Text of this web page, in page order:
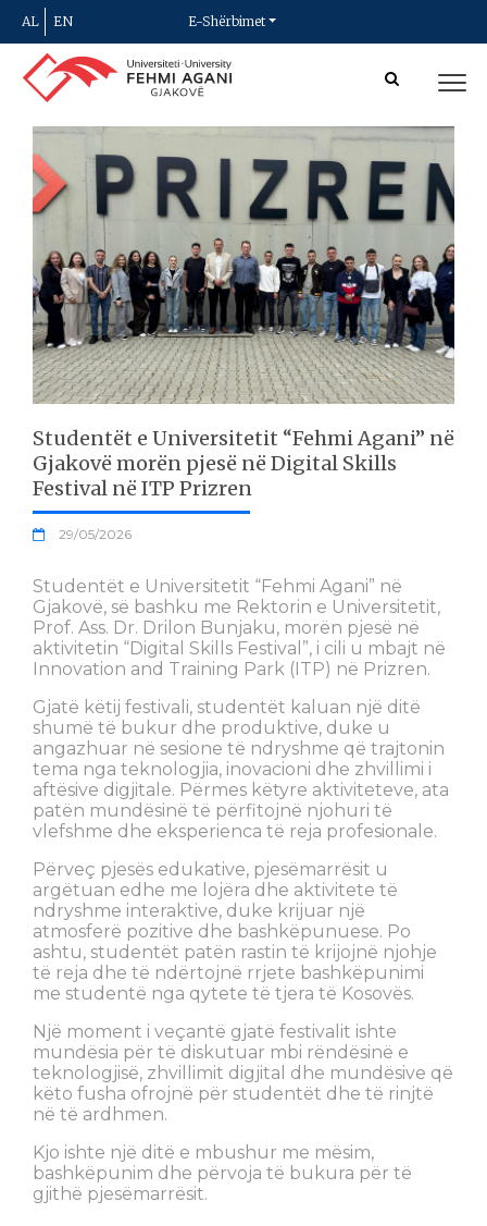
AL EN E-Shërbimet
Studentët e Universitetit “Fehmi Agani” në
Gjakovë morën pjesë në Digital Skills
Festival në ITP Prizren
29/05/2026
Studentët e Universitetit “Fehmi Agani” në
Gjakovë, së bashku me Rektorin e Universitetit,
Prof. Ass. Dr. Drilon Bunjaku, morën pjesë në
aktivitetin “Digital Skills Festival”, i cili u mbajt në
Innovation and Training Park (ITP) në Prizren.
Gjatë këtij festivali, studentët kaluan një ditë
shumë të bukur dhe produktive, duke u
angazhuar në sesione të ndryshme që trajtonin
tema nga teknologjia, inovacioni dhe zhvillimi i
aftësive digjitale. Përmes këtyre aktiviteteve, ata
patën mundësinë të përfitojnë njohuri të
vlefshme dhe eksperienca të reja profesionale.
Përveç pjesës edukative, pjesëmarrësit u
argëtuan edhe me lojëra dhe aktivitete të
ndryshme interaktive, duke krijuar një
atmosferë pozitive dhe bashkëpunuese. Po
ashtu, studentët patën rastin të krijojnë njohje
të reja dhe të ndërtojnë rrjete bashkëpunimi
me studentë nga qytete të tjera të Kosovës.
Një moment i veçantë gjatë festivalit ishte
mundësia për të diskutuar mbi rëndësinë e
teknologjisë, zhvillimit digjital dhe mundësive që
këto fusha ofrojnë për studentët dhe të rinjtë
në të ardhmen.
Kjo ishte një ditë e mbushur me mësim,
bashkëpunim dhe përvoja të bukura për të
gjithë pjesëmarrësit.